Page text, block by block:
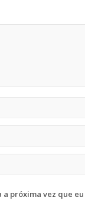
próxima vez que